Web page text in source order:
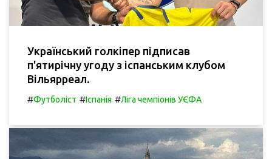
Український голкіпер підписав
п'ятирічну угоду з іспанським клубом
Вільярреал.
#Футболіст #Іспанія #Ліга чемпіонів УЄФА